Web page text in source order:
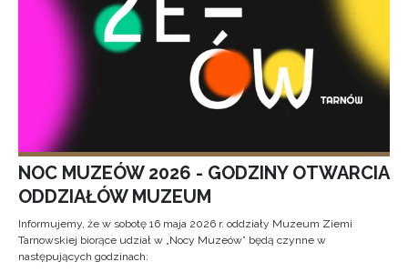
NOC MUZEÓW 2026 - GODZINY OTWARCIA
ODDZIAŁÓW MUZEUM
Informujemy, że w sobotę 16 maja 2026 r. oddziały Muzeum Ziemi
Tarnowskiej biorące udział w „Nocy Muzeów” będą czynne w
następujących godzinach: